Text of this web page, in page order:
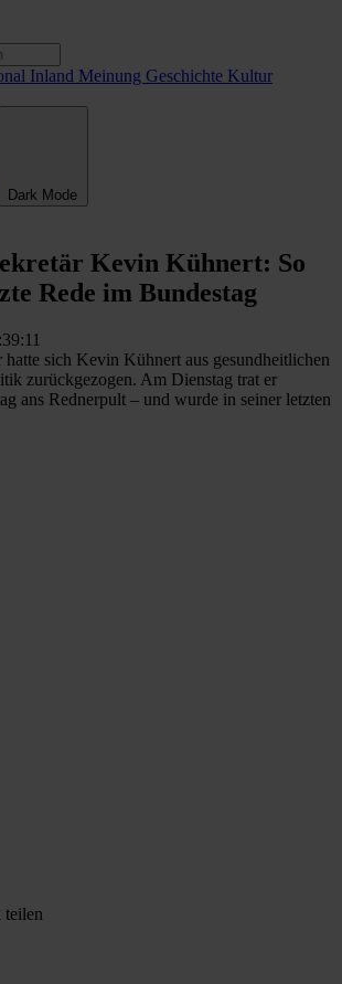
Inland Meinung Geschichte Kultur
Dark Mode
Kevin Kühnert: So
Rede im Bundestag
hatte sich Kevin Kühnert aus gesundheitlichen
zurückgezogen. Am Dienstag trat er
ans Rednerpult – und wurde in seiner letzten
teilen